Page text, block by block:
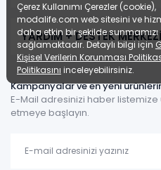
YARDIM + DESTEK MERKEZİ
Kampanyalar ve en yeni
E-Mail adresinizi haber
etmeye başlayın.
Çerez Kullanımı Çerezler (cookie),
modalife.com web sitesini ve
daha etkin bir şekilde sunmamızı
sağlamaktadır. Detaylı bilgi için
Kişisel Verilerin Korunması
Politikasını inceleyebilirsiniz.